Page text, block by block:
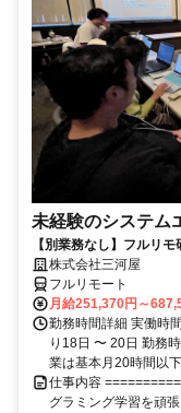
未経験のシステム
【別業務なし】フルリ
株式会社三河屋
フルリモート
月給251,370円～
勤務時間詳細 実働時
り18日 〜 20日 勤務
業は基本月20時間以下
仕事内容
グラミング学習を頑